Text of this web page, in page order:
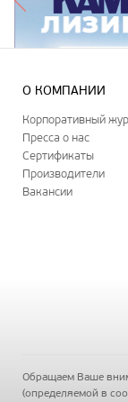
О КОМПАНИИ
Корпоративный
Пресса о нас
Сертификаты
Производители
Вакансии
Обращаем Ваше
(определяемой в